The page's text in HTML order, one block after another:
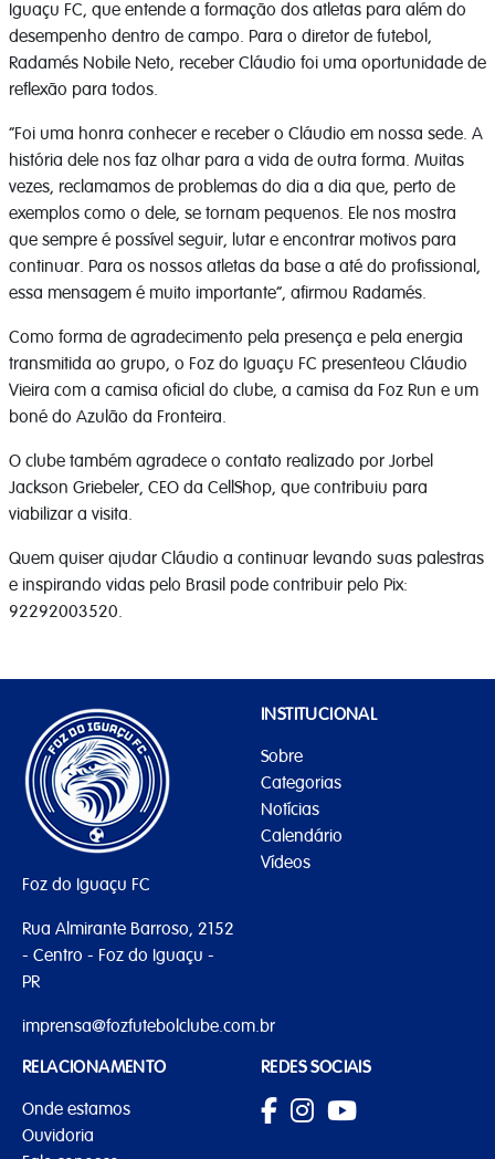
Iguaçu FC, que entende a formação dos atletas para além do
desempenho dentro de campo. Para o diretor de futebol,
Radamés Nobile Neto, receber Cláudio foi uma oportunidade de
reflexão para todos.
“Foi uma honra conhecer e receber o Cláudio em nossa sede. A
história dele nos faz olhar para a vida de outra forma. Muitas
vezes, reclamamos de problemas do dia a dia que, perto de
exemplos como o dele, se tornam pequenos. Ele nos mostra
que sempre é possível seguir, lutar e encontrar motivos para
continuar. Para os nossos atletas da base a até do profissional,
essa mensagem é muito importante”, afirmou Radamés.
Como forma de agradecimento pela presença e pela energia
transmitida ao grupo, o Foz do Iguaçu FC presenteou Cláudio
Vieira com a camisa oficial do clube, a camisa da Foz Run e um
boné do Azulão da Fronteira.
O clube também agradece o contato realizado por Jorbel
Jackson Griebeler, CEO da CellShop, que contribuiu para
viabilizar a visita.
Quem quiser ajudar Cláudio a continuar levando suas palestras
e inspirando vidas pelo Brasil pode contribuir pelo Pix:
92292003520.
Foz do Iguaçu FC
Rua Almirante Barroso, 2152
- Centro - Foz do Iguaçu -
PR
imprensa@fozfutebolclube.com.br
INSTITUCIONAL
Sobre
Categorias
Notícias
Calendário
Vídeos
RELACIONAMENTO
Onde estamos
Ouvidoria
REDES SOCIAIS